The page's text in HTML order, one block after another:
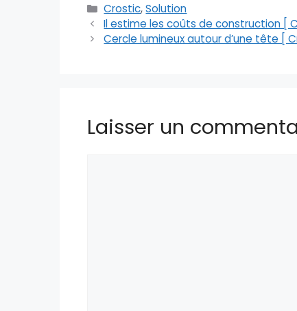
Catégories
Crostic,Solution
Il estime les coûts de construction [
Cercle lumineux autour d’une tête [
Laisser un